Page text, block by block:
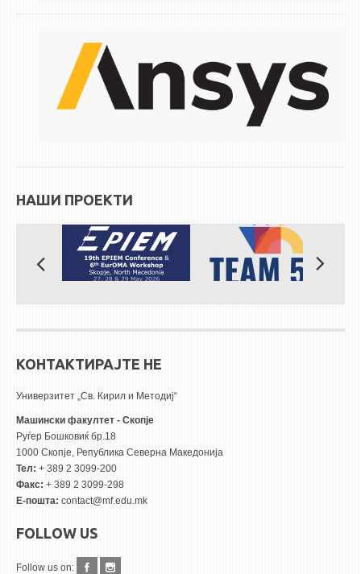
ОГЛАСНА ТАБЛА
СООПШТЕНИЈА
СТИПЕНДИИ/ПРАКСИ
СТИПЕНДИИ
ПРАКСИ
КОНТАКТ
НАШИ ПРОЕКТИ
КОНТАКТИРАЈТЕ НЕ
Универзитет „Св. Кирил и Методиј“
Машински факултет - Скопје
Руѓер Бошковиќ бр.18
1000 Скопје, Република Северна Македонија
Тел: + 389 2 3099-200
Факс: + 389 2 3099-298
Е-пошта: contact@mf.edu.mk
FOLLOW US
Follow us on: